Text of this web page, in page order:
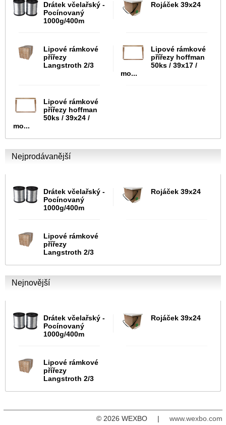
Drátek včelařský -
Pocínovaný
1000g/400m
Rojáček 39x24
Lipové rámkové
přířezy
Langstroth 2/3
Lipové rámkové
přířezy hoffman
50ks / 39x17 /
mo...
Lipové rámkové
přířezy hoffman
50ks / 39x24 /
mo...
Nejprodávanější
Drátek včelařský -
Pocínovaný
1000g/400m
Rojáček 39x24
Lipové rámkové
přířezy
Langstroth 2/3
Nejnovější
Drátek včelařský -
Pocínovaný
1000g/400m
Rojáček 39x24
Lipové rámkové
přířezy
Langstroth 2/3
© 2026 WEXBO | www.wexbo.com